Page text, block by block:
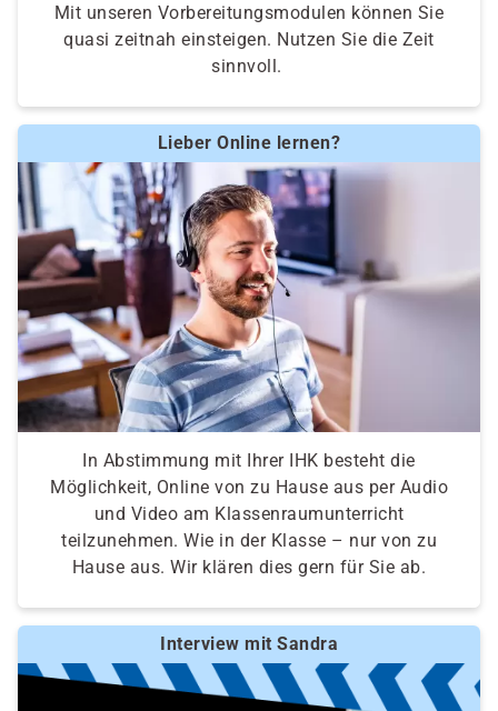
Mit unseren Vorbereitungsmodulen können Sie
quasi zeitnah einsteigen. Nutzen Sie die Zeit
sinnvoll.
Lieber Online lernen?
In Abstimmung mit Ihrer IHK besteht die
Möglichkeit, Online von zu Hause aus per Audio
und Video am Klassenraumunterricht
teilzunehmen. Wie in der Klasse – nur von zu
Hause aus. Wir klären dies gern für Sie ab.
Interview mit Sandra